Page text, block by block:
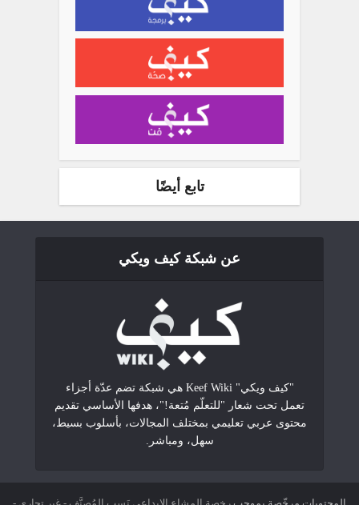
تابع أيضًا
عن شبكة كيف ويكي
"كيف ويكي" Keef Wiki هي شبكة تضم عدّة أجزاء
تعمل تحت شعار "للتعلّم مُتعة!"، هدفها الأساسي تقديم
محتوى عربي تعليمي بمختلف المجالات، بأسلوب بسيط،
سهل، ومباشر.